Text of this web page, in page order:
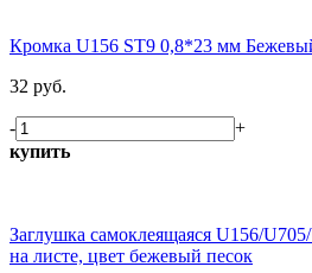
Кромка U156 ST9 0,8*23 мм
32 руб.
-
+
купить
Заглушка самоклеящаяся U156/
на листе, цвет бежевый песок